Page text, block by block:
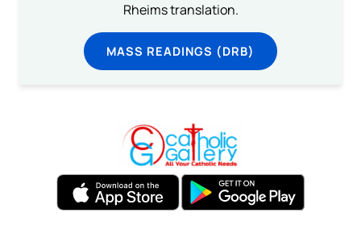
Rheims translation.
MASS READINGS (DRB)